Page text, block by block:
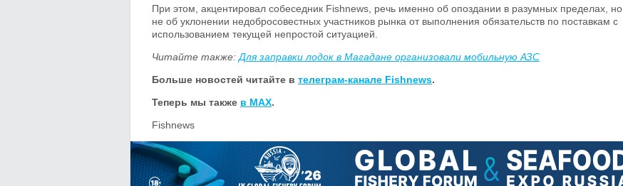
При этом, акцентировал собеседник Fishnews, речь именно об опоздании в разумных пределах, но
не об уклонении недобросовестных участников рынка от выполнения обязательств по поставкам с
использованием текущей непростой ситуацией.
Читайте также: Для заправки лодок в Магадане организовали мобильную АЗС
Больше новостей читайте в телеграм-канале Fishnews.
Теперь мы также в MAX.
Fishnews